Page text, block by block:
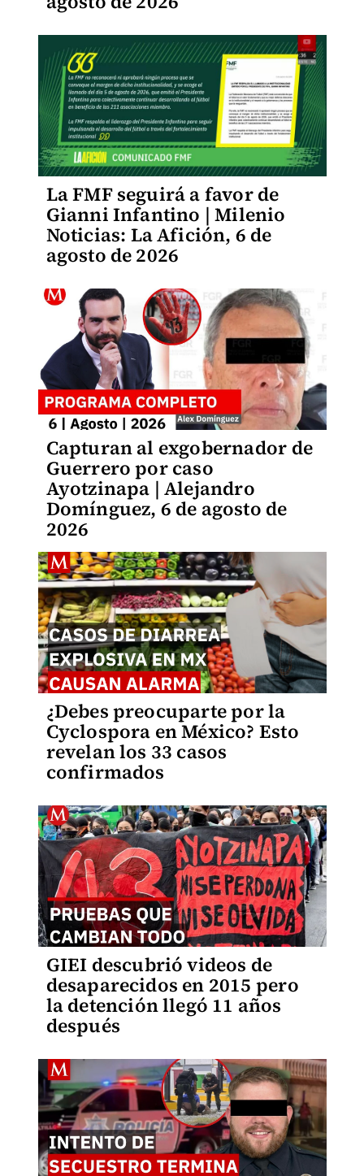
La FMF seguirá a favor de
Gianni Infantino | Milenio
Noticias: La Afición, 6 de
agosto de 2026
Capturan al exgobernador de
Guerrero por caso
Ayotzinapa | Alejandro
Domínguez, 6 de agosto de
2026
¿Debes preocuparte por la
Cyclospora en México? Esto
revelan los 33 casos
confirmados
GIEI descubrió videos de
desaparecidos en 2015 pero
la detención llegó 11 años
después